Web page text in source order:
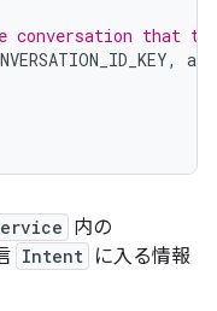
conversation that
,
内の
Intent に入る情報